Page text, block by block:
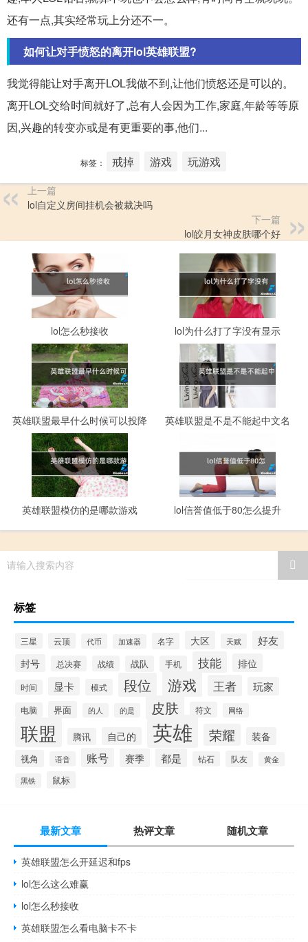
还有一点,其实经常玩上分还不一。
如何让对手愤怒的离开lol英雄联盟?
我觉得能让对手离开LOL我做不到,让他们愤怒还是可以的。
离开LOL交给时间就好了,总有人会因为工作,家庭,年龄等等原
因,兴趣的转变亦或是有更重要的事,他们...
标签： 戒掉 游戏 玩游戏
上一篇
lol自定义房间挂机会被裁决吗
下一篇
lol皎月女神皮肤哪个好
lol怎么秒接收 lol为什么打了字没有显示
英雄联盟最早什么时候可以投降 英雄联盟是不是不能起中文名
英雄联盟模仿的是哪款游戏 lol信誉值低于80怎么提升
请输入搜索内容
标签
三星 云顶 代币 加速器 名字 大区 天赋 好友
封号 总决赛 战绩 战队 手机 技能 排位
时间 显卡 模式 段位 游戏 王者 玩家
电脑 界面 的人 的是 皮肤 符文 网络
联盟 腾讯 自己的 英雄 荣耀 装备
视角 语音 账号 赛季 都是 钻石 队友 黄金
黑铁 鼠标
最新文章 热评文章 随机文章
英雄联盟怎么开延迟和fps
lol怎么这么难赢
lol怎么秒接收
英雄联盟怎么看电脑卡不卡